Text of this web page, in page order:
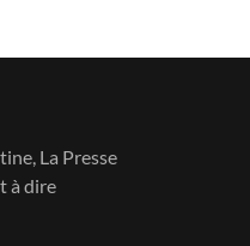
La Presse
à dire